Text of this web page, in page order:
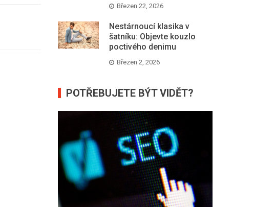
Březen 22, 2026
Nestárnoucí klasika v
šatníku: Objevte kouzlo
poctivého denimu
Březen 2, 2026
POTŘEBUJETE BÝT VIDĚT?